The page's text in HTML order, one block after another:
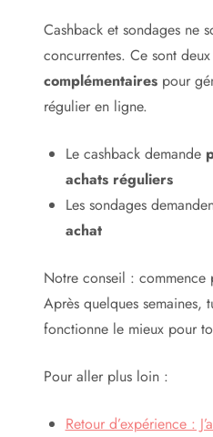
Cashback et sondages ne
concurrentes. Ce sont deux
complémentairespour
régulier en ligne.
Le cashback demande
achats réguliers
Les sondages
achat
Notre conseil : commence
Après quelques semaines,
fonctionne le mieux pour
Pour aller plus loin :
Retour d’expérience :